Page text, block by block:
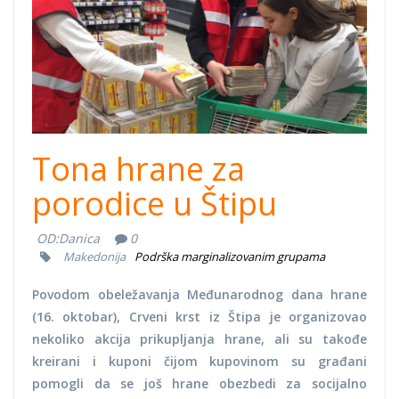
Tona hrane za
porodice u Štipu
OD:Danica 0
Makedonija Podrška marginalizovanim grupama
Povodom obeležavanja Međunarodnog dana hrane
(16. oktobar), Crveni krst iz Štipa je organizovao
nekoliko akcija prikupljanja hrane, ali su takođe
kreirani i kuponi čijom kupovinom su građani
pomogli da se još hrane obezbedi za socijalno